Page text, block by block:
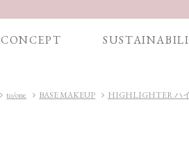
CONCEPT
to/one BASE MAKEUP HIGHLIGHTER ハ